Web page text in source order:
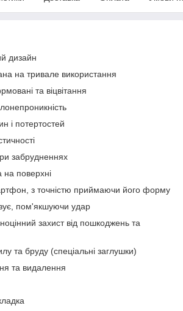
дизайн
на тривале використання
та віцвітання
і потертостей
забрудненнях
на поверхні
з точністю приймаючи його форму
пом'якшуючи удар
захист від пошкоджень та
та бруду (спеціальні заглушки)
та видалення